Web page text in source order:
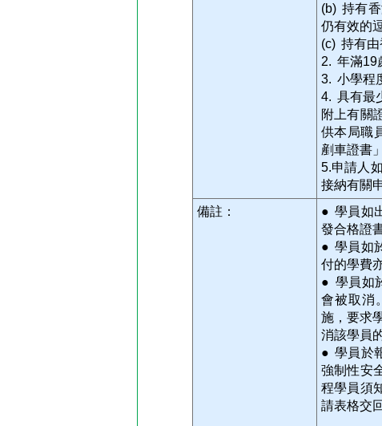
(b) 持有
仍有效的
(c) 持有
2. 年滿19
3. 小學程
4. 具有最
附上有關
供本局職
剷車證書」
5.申請人
接納有關
備註：
● 學員如
發合格證書
● 學員如
付的學費
● 學員如
會被取消
施，要求
消該學員
● 學員於
強制性安
程學員須
請表格交